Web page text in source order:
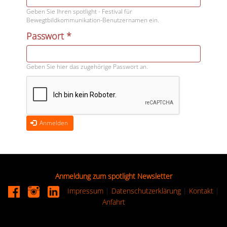
Geben Sie Ihren spotlight - Festival für
Bewegtbildkommunikation-Benutzernamen ein.
Passwort *
Geben Sie hier das zugehörige Passwort an.
Anmelden
Anmeldung zum spotlight Newsletter
Impressum| Datenschutzerklärung| Kontakt|
Anfahrt